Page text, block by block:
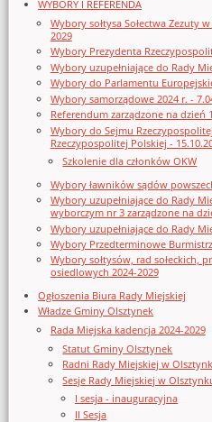
WYBORY I REFERENDA
Wybory sołtysa Sołectwa Zezuty
2029
Wybory Prezydenta
Wybory uzupełniające do Rady
Wybory do Parlamentu
Wybory samorządowe 2024 r. -
Referendum zarządzone na dzień
Wybory do Sejmu
Rzeczypospolitej Polskiej -
Szkolenie dla członków OKW
Wybory ławników sądów
Wybory uzupełniające do Rady
wyborczym nr 3 zarządzone na
Wybory uzupełniające do Rady
Wybory Przedterminowe
Wybory sołtysów, rad sołeckich,
osiedlowych 2024-2029
Ogłoszenia Biura Rady Miejskiej
Władze Gminy Olsztynek
Rada Miejska kadencja 2024-2029
Statut Gminy Olsztynek
Radni Rady Miejskiej w
Sesje Rady Miejskiej w
I sesja - inauguracyjna
II Sesja